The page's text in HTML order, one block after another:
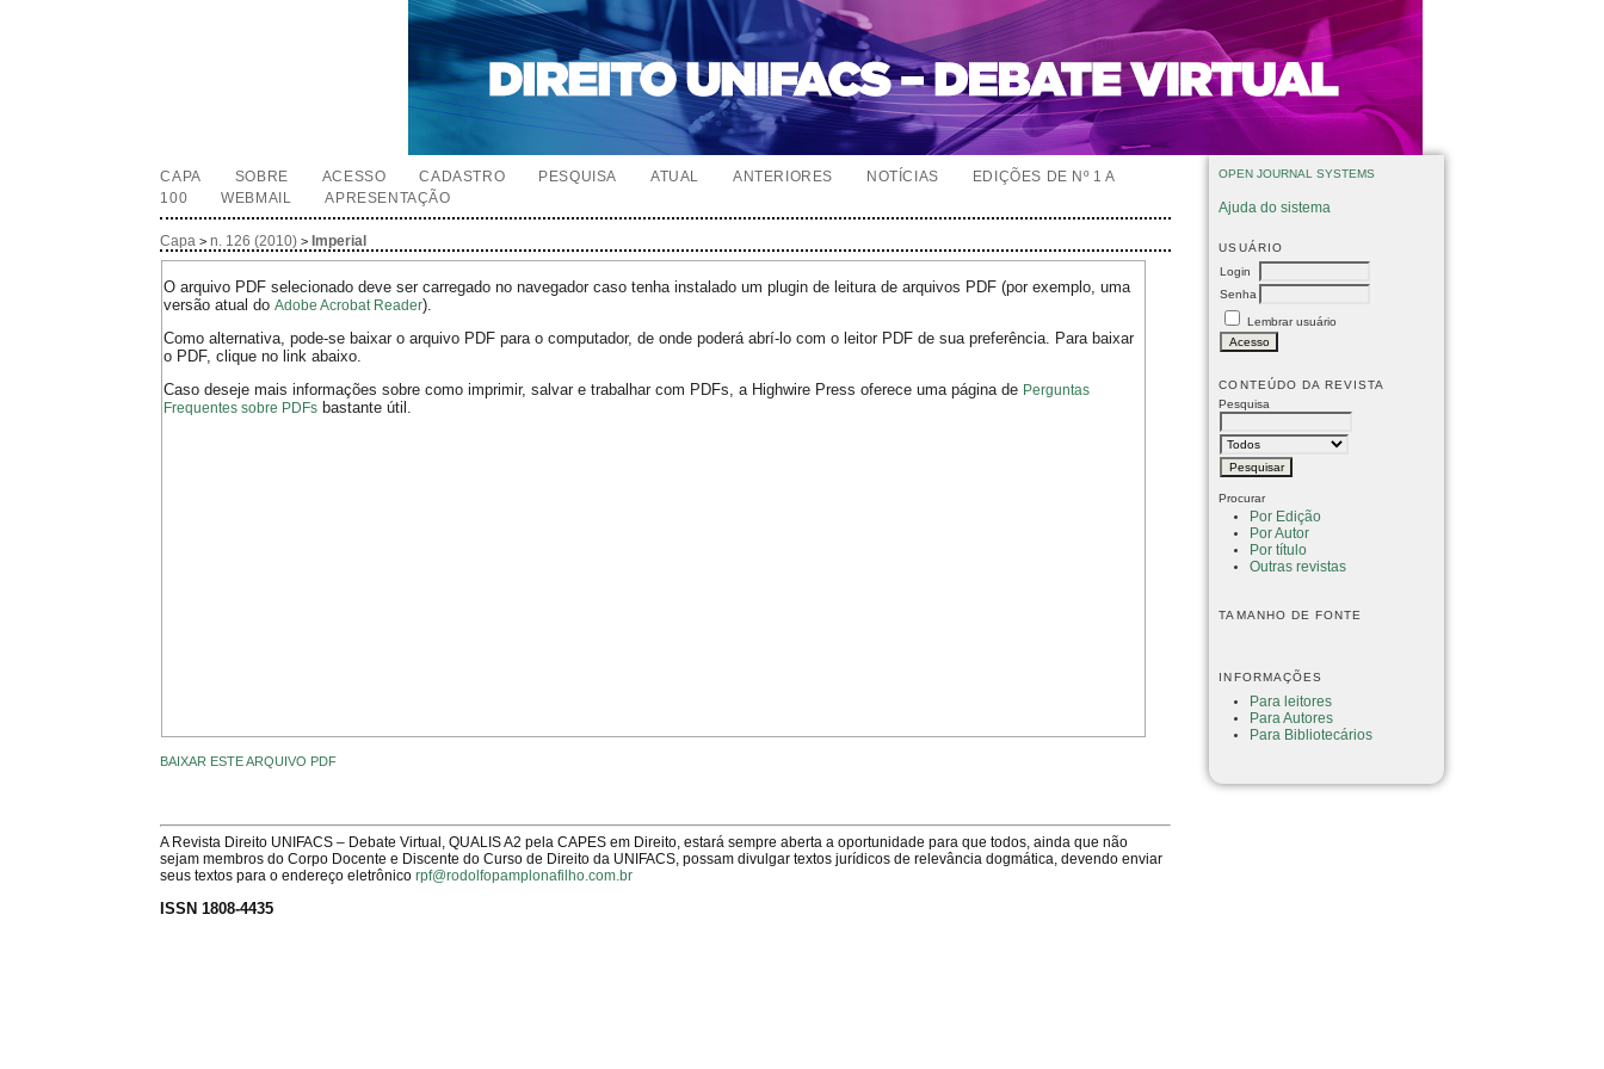
OPEN JOURNAL SYSTEMS
Ajuda do sistema
USUÁRIO
Login
Senha
Lembrar usuário
CONTEÚDO DA REVISTA
Pesquisa
Procurar
Por Edição
Por Autor
Por título
Outras revistas
TAMANHO DE FONTE
INFORMAÇÕES
Para leitores
Para Autores
Para Bibliotecários
CAPA SOBRE ACESSO CADASTRO PESQUISA ATUAL ANTERIORES NOTÍCIAS
EDIÇÕES DE Nº 1 A
100
WEBMAIL APRESENTAÇÃO
Capa >n. 126 (2010) > Imperial
O arquivo PDF selecionado deve ser carregado no navegador caso tenha instalado um plugin de leitura de arquivos PDF (por exemplo, uma
versão atual doAdobe Acrobat Reader).
Como alternativa, pode-se baixar o arquivo PDF para o computador, de onde poderá abrí-lo com o leitor PDF de sua preferência. Para baixar
o PDF, clique no link abaixo.
Caso deseje mais informações sobre como imprimir, salvar e trabalhar com PDFs, a Highwire Press oferece uma página de Perguntas
Frequentes sobre PDFs bastante útil.
BAIXAR ESTE ARQUIVO PDF
A Revista Direito UNIFACS – Debate Virtual, QUALIS A2 pela CAPES em Direito, estará sempre aberta a oportunidade para que todos, ainda que não
sejam membros do Corpo Docente e Discente do Curso de Direito da UNIFACS, possam divulgar textos jurídicos de relevância dogmática, devendo enviar
seus textos para o endereço eletrônicorpf@rodolfopamplonafilho.com.br
ISSN 1808-4435